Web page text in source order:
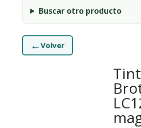
Buscar otro producto
← Volver